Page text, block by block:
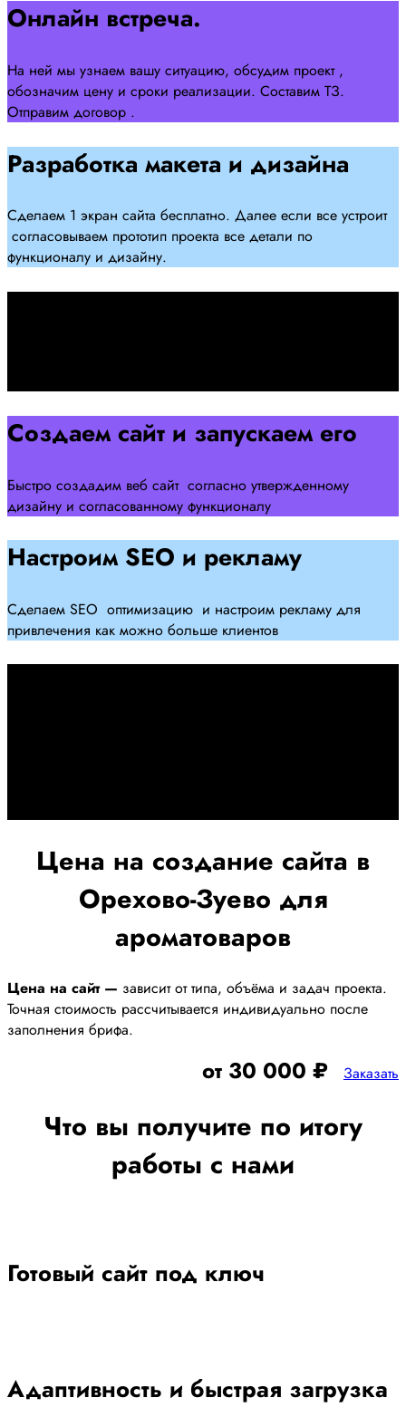
Онлайн встреча.
На ней мы узнаем вашу ситуацию, обсудим проект ,
обозначим цену и сроки реализации. Составим ТЗ.
Отправим договор .
Разработка макета и дизайна
Сделаем 1 экран сайта бесплатно. Далее если все устроит
согласовываем прототип проекта все детали по
функционалу и дизайну.
Создаем сайт и запускаем его
Быстро создадим веб сайт согласно утвержденному
дизайну и согласованному функционалу
Настроим SEO и рекламу
Сделаем SEO оптимизацию и настроим рекламу для
привлечения как можно больше клиентов
Цена на создание сайта в
Орехово-Зуево для
ароматоваров
Цена на сайт — зависит от типа, объёма и задач проекта.
Точная стоимость рассчитывается индивидуально после
заполнения брифа.
от 30 000 ₽ Заказать
Что вы получите по итогу
работы с нами
Готовый сайт под ключ
Адаптивность и быстрая загрузка